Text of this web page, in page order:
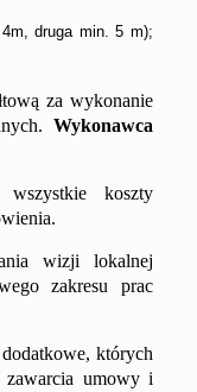
druga min. 5 m);
za wykonanie
ych. Wykonawca
koszty
wizji lokalnej
zakresu prac
których
zawarcia umowy i